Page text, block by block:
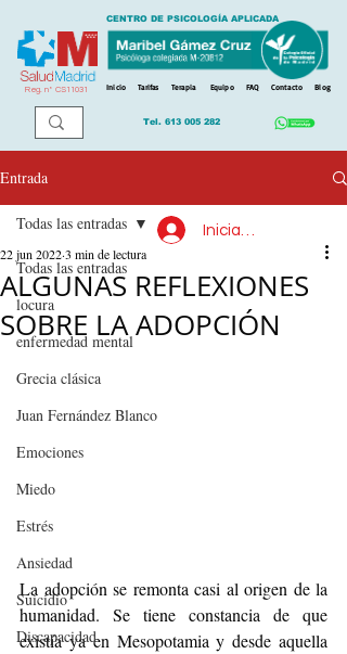
Reg. nº CS11031
CENTRO DE PSICOLOGÍA APLICADA
Inicio Tarifas Terapia Equipo FAQ Contacto Blog
Tel. 613 005 282
Entrada
Todas las entradas
locura
enfermedad mental
Grecia clásica
Juan Fernández Blanco
Emociones
Miedo
Estrés
Ansiedad
Suicidio
Discapacidad
Todas las entradas
ALGUNAS REFLEXIONES
SOBRE LA ADOPCIÓN
22 jun 20223 min de lectura
La adopción se remonta casi al origen de la
humanidad. Se tiene constancia de que
existía ya en Mesopotamia y desde aquella
Iniciar sesión